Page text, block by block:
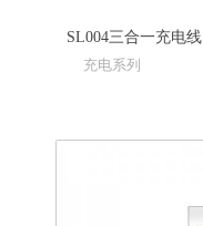
SL004三合一充电线
充电系列